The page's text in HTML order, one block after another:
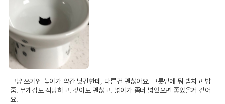
그냥 쓰기엔 높이가 약간 낮긴한데, 다른건 괜찮아요. 그릇밑에 뭐 받치고 밥
줌. 무게감도 적당하고. 깊이도 괜찮고. 넓이가 좀더 넓었으면 좋았을거 같어
요.